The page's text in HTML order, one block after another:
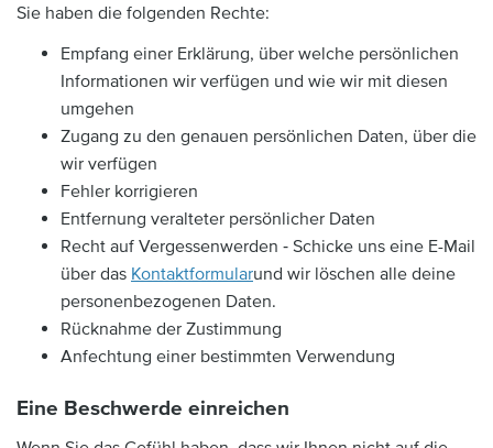
Sie haben die folgenden Rechte:
Empfang einer Erklärung, über welche persönlichen
Informationen wir verfügen und wie wir mit diesen
umgehen
Zugang zu den genauen persönlichen Daten, über die
wir verfügen
Fehler korrigieren
Entfernung veralteter persönlicher Daten
Recht auf Vergessenwerden ‐ Schicke uns eine E-Mail
über das Kontaktformularund wir löschen alle deine
personenbezogenen Daten.
Rücknahme der Zustimmung
Anfechtung einer bestimmten Verwendung
Eine Beschwerde einreichen